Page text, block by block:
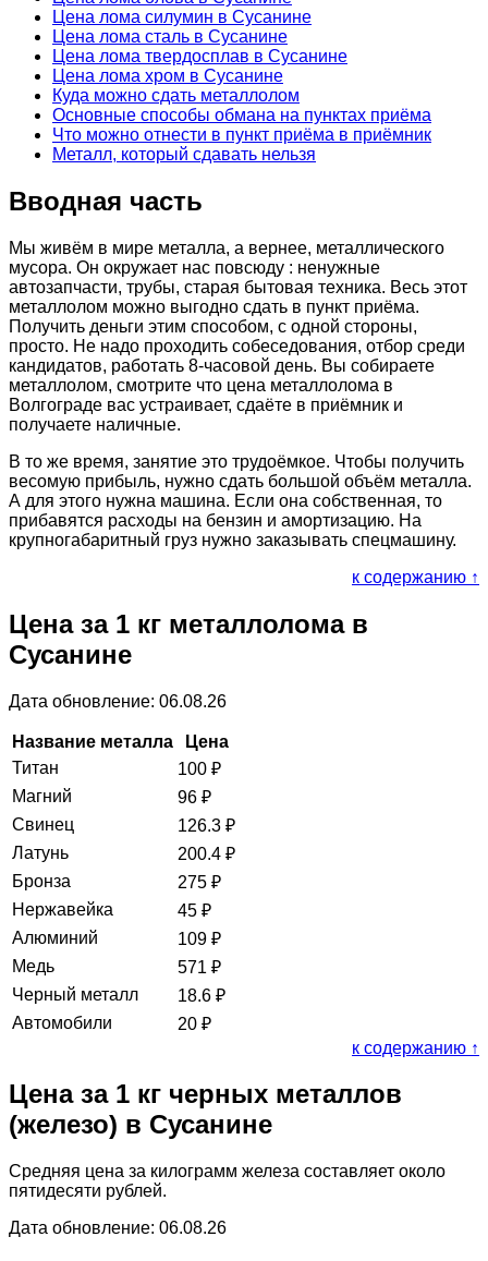
Цена лома силумин в Сусанине
Цена лома сталь в Сусанине
Цена лома твердосплав в Сусанине
Цена лома хром в Сусанине
Куда можно сдать металлолом
Основные способы обмана на пунктах приёма
Что можно отнести в пункт приёма в приёмник
Металл, который сдавать нельзя
Вводная часть
Мы живём в мире металла, а вернее, металлического
мусора. Он окружает нас повсюду : ненужные
автозапчасти, трубы, старая бытовая техника. Весь этот
металлолом можно выгодно сдать в пункт приёма.
Получить деньги этим способом, с одной стороны,
просто. Не надо проходить собеседования, отбор среди
кандидатов, работать 8-часовой день. Вы собираете
металлолом, смотрите что цена металлолома в
Волгограде вас устраивает, сдаёте в приёмник и
получаете наличные.
В то же время, занятие это трудоёмкое. Чтобы получить
весомую прибыль, нужно сдать большой объём металла.
А для этого нужна машина. Если она собственная, то
прибавятся расходы на бензин и амортизацию. На
крупногабаритный груз нужно заказывать спецмашину.
к содержанию ↑
Цена за 1 кг металлолома в
Сусанине
Дата обновление: 06.08.26
Название металла
Цена
Титан
100 ₽
Магний
96 ₽
Свинец
126.3 ₽
Латунь
200.4 ₽
Бронза
275 ₽
Нержавейка
45 ₽
Алюминий
109 ₽
Медь
571 ₽
Черный металл
18.6 ₽
Автомобили
20 ₽
к содержанию ↑
Цена за 1 кг черных металлов
(железо) в Сусанине
Средняя цена за килограмм железа составляет около
пятидесяти рублей.
Дата обновление: 06.08.26